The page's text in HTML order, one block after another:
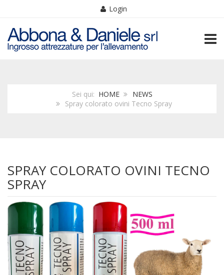
Login
Sei qui: HOME
NEWS
Spray colorato ovini Tecno Spray
SPRAY COLORATO OVINI TECNO
SPRAY